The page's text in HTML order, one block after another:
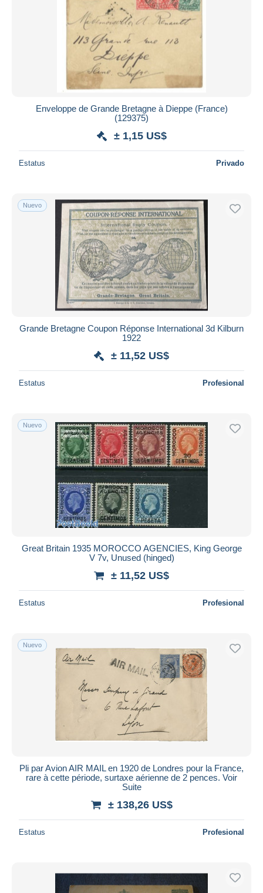
Enveloppe de Grande Bretagne à Dieppe (France)
(129375)
± 1,15 US$
Estatus Privado
Nuevo
Grande Bretagne Coupon Réponse International 3d Kilburn
1922
± 11,52 US$
Estatus Profesional
Nuevo
Great Britain 1935 MOROCCO AGENCIES, King George
V 7v, Unused (hinged)
± 11,52 US$
Estatus Profesional
Nuevo
Pli par Avion AIR MAIL en 1920 de Londres pour la France,
rare à cette période, surtaxe aérienne de 2 pences. Voir
Suite
± 138,26 US$
Estatus Profesional